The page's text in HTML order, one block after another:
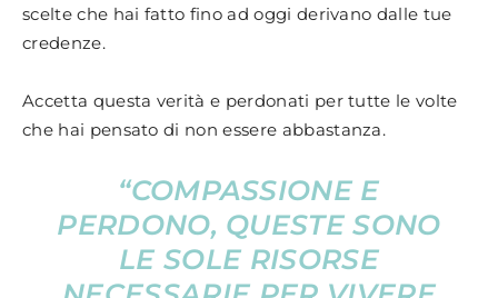
scelte che hai fatto fino ad oggi derivano dalle tue
credenze.
Accetta questa verità e perdonati per tutte le volte
che hai pensato di non essere abbastanza.
“COMPASSIONE E
PERDONO, QUESTE SONO
LE SOLE RISORSE